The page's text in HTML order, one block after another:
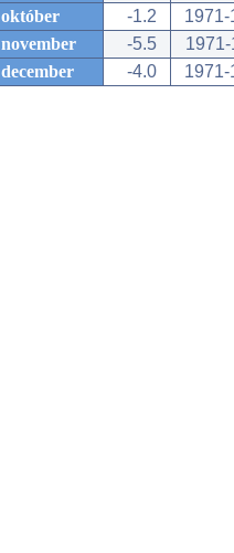
október
-1.2
1971-
november
-5.5
december
-4.0 1971-